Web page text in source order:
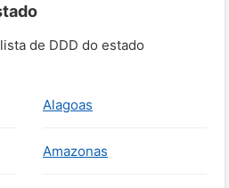
de DDD do estado
Alagoas
Amazonas